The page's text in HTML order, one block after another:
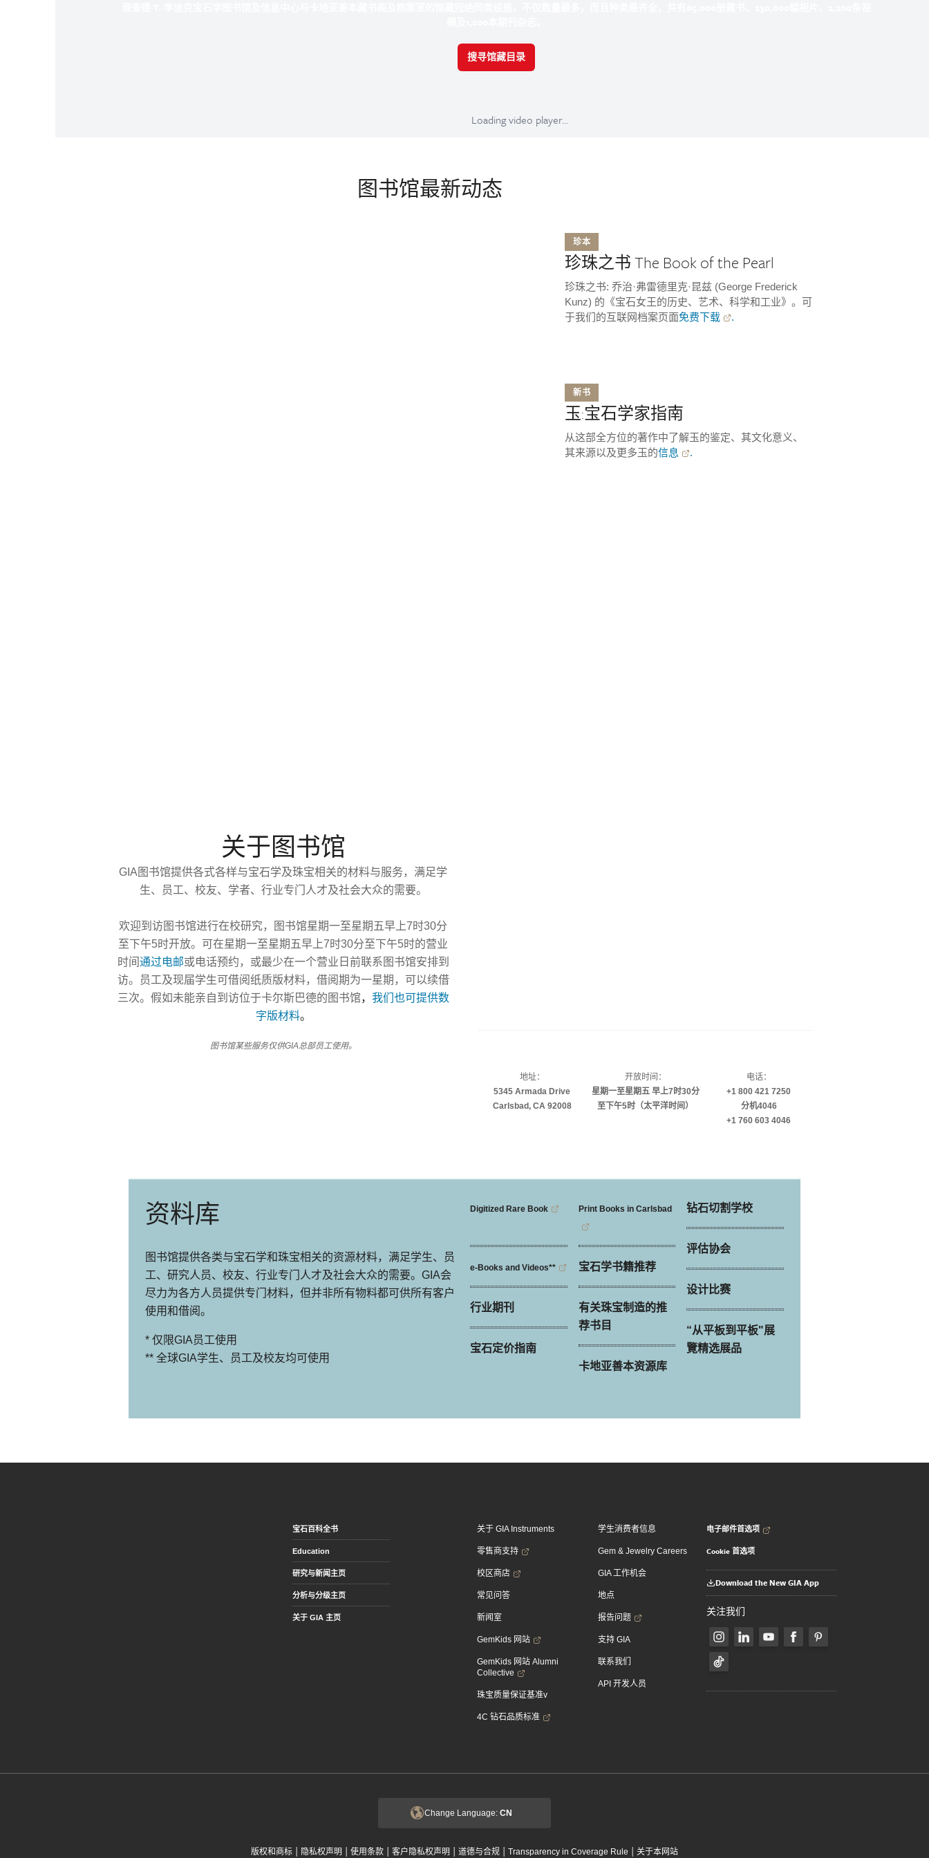
Loading video player...
搜寻馆藏目录
图书馆最新动态
珍本
珍珠之书 The Book of the Pearl
珍珠之书: 乔治·弗雷德里克·昆兹 (George Frederick
Kunz) 的《宝石女王的历史、艺术、科学和工业》。可
于我们的互联网档案页面免费下载 .
新书
玉:宝石学家指南
从这部全方位的著作中了解玉的鉴定、其文化意义、
其来源以及更多玉的信息 .
关于图书馆
GIA图书馆提供各式各样与宝石学及珠宝相关的材料与服务，满足学
生、员工、校友、学者、行业专门人才及社会大众的需要。
欢迎到访图书馆进行在校研究，图书馆星期一至星期五早上7时30分
至下午5时开放。可在星期一至星期五早上7时30分至下午5时的营业
时间 通过电邮或电话预约，或最少在一个营业日前联系图书馆安排到
访。员工及现届学生可借阅纸质版材料，借阅期为一星期，可以续借
三次。假如未能亲自到访位于卡尔斯巴德的图书馆， 我们也可提供数
字版材料。
图书馆某些服务仅供GIA总部员工使用。
地址：
5345 Armada Drive
Carlsbad, CA 92008
开放时间：
星期一至星期五 早上7时30分
至下午5时（太平洋时间）
电话：
+1 800 421 7250
分机4046
+1 760 603 4046
资料库
图书馆提供各类与宝石学和珠宝相关的资源材料，满足学生、员
工、研究人员、校友、行业专门人才及社会大众的需要。GIA会
尽力为各方人员提供专门材料，但并非所有物料都可供所有客户
使用和借阅。
* 仅限GIA员工使用
** 全球GIA学生、员工及校友均可使用
Digitized Rare Book
e-Books and Videos**
行业期刊
宝石定价指南
Print Books in Carlsbad
宝石学书籍推荐
有关珠宝制造的推
荐书目
卡地亚善本资源库
钻石切割学校
评估协会
设计比赛
“从平板到平板"展
覽精选展品
宝石百科全书
Education
研究与新闻主页
分析与分级主页
关于 GIA 主页
关于 GIA Instruments
零售商支持
校区商店
常见问答
新闻室
GemKids 网站
GemKids 网站 Alumni
Collective
珠宝质量保证基准v
4C 钻石品质标准
学生消费者信息
Gem & Jewelry Careers
GIA 工作机会
地点
报告问题
支持 GIA
联系我们
API 开发人员
电子邮件首选项
Cookie 首选项
Download the New GIA App
关注我们
Change Language: CN
版权和商标 | 隐私权声明 | 使用条款 | 客户隐私权声明 | 道德与合规 | Transparency in Coverage Rule | 关于本网站